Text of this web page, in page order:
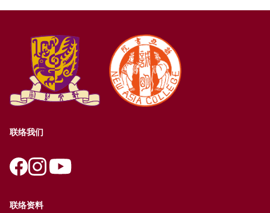
联络我们
联络资料